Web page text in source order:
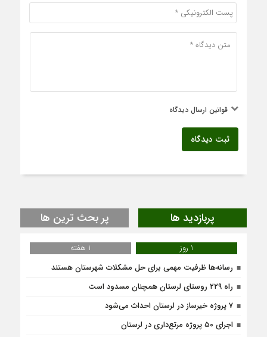
قوانین ارسال دیدگاه
ثبت دیدگاه
پربازدید ها پر بحث ترین ها
1 روز
1 هفته
رسانه‌ها ظرفیت مهمی برای حل مشکلات شهرستان هستند
راه ۲۲۹ روستای لرستان همچنان مسدود است
۷ پروژه خیرساز در لرستان احداث می‌شود
اجرای ۵۰ پروژه مرتع‌داری در لرستان